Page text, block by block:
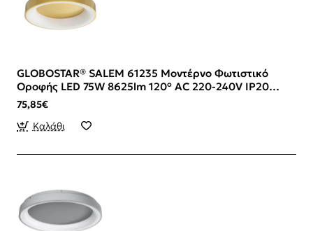
GLOBOSTAR® SALEM 61235 Μοντέρνο Φωτιστικό
Οροφής LED 75W 8625lm 120° AC 220-240V IP20
Ρυθμιζόμενο Λευκό CCT με Χειριστήριο από 2700K
έως 6000K Dimmable - Lumileds SMD Chip - Χρυσό -
Μ45 x Π45 x Υ9.5cm - 3 Χρόνια Εγγύηση
75,85€
Καλάθι